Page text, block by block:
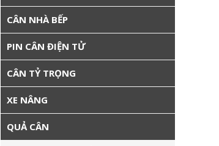
CÂN NHÀ BẾP
PIN CÂN ĐIỆN TỬ
CÂN TỶ TRỌNG
XE NÂNG
QUẢ CÂN